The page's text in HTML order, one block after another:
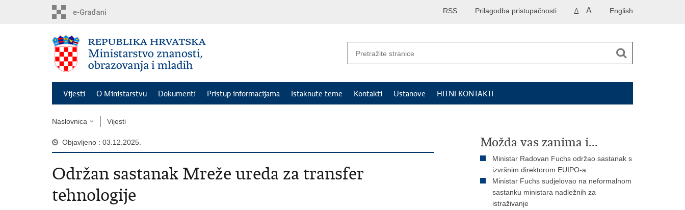
English
A A
Prilagodba pristupačnosti
RSS
Vijesti O Ministarstvu Dokumenti Pristup informacijama Istaknute teme Kontakti Ustanove HITNI KONTAKTI
Naslovnica Vijesti
Objavljeno : 03.12.2025.
Održan sastanak Mreže ureda za transfer
tehnologije
Možda vas zanima i...
Ministar Radovan Fuchs održao sastanak s
izvršnim direktorom EUIPO-a
Ministar Fuchs sudjelovao na neformalnom
sastanku ministara nadležnih za
istraživanje